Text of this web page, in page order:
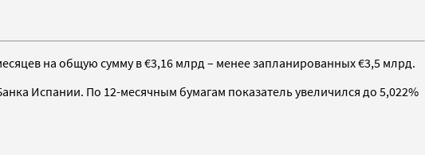
на общую сумму в €3,16 млрд – менее запланированных €3,5 млрд.
Испании. По 12-месячным бумагам показатель увеличился до 5,022%